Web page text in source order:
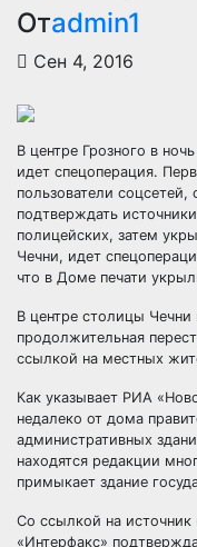
Отadmin1
Сен 4, 2016
В центре Грозного в
идет спецоперация.
пользователи
подтверждать
полицейских, затем
Чечни, идет
что в Доме печати
В центре столицы
продолжительная
ссылкой на местных
Как указывает РИА
недалеко от дома
административных
находятся редакции
примыкает здание
Со ссылкой на источник
«Интерфакс»